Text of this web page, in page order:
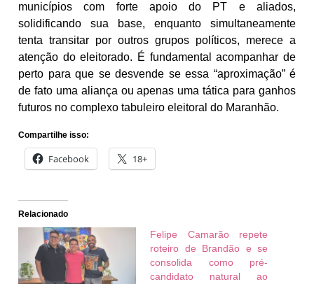
municípios com forte apoio do PT e aliados,
solidificando sua base, enquanto simultaneamente
tenta transitar por outros grupos políticos, merece a
atenção do eleitorado. É fundamental acompanhar de
perto para que se desvende se essa “aproximação” é
de fato uma aliança ou apenas uma tática para ganhos
futuros no complexo tabuleiro eleitoral do Maranhão.
Compartilhe isso:
Facebook 18+
Relacionado
Felipe Camarão repete
roteiro de Brandão e se
consolida como pré-
candidato natural ao